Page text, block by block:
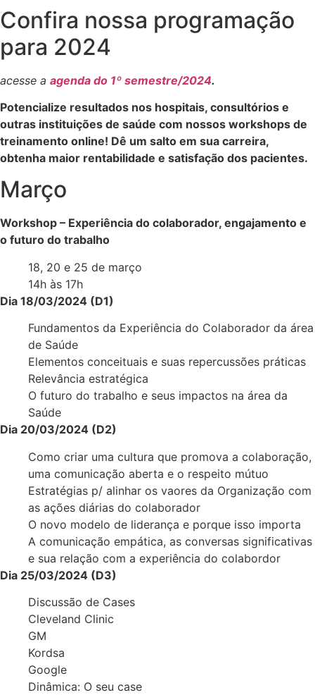
Confira nossa programação
para 2024
acesse a agenda do 1º semestre/2024.
Potencialize resultados nos hospitais, consultórios e
outras instituições de saúde com nossos workshops de
treinamento online! Dê um salto em sua carreira,
obtenha maior rentabilidade e satisfação dos pacientes.
Março
Workshop – Experiência do colaborador, engajamento e
o futuro do trabalho
18, 20 e 25 de março
14h às 17h
Dia 18/03/2024 (D1)
Fundamentos da Experiência do Colaborador da área
de Saúde
Elementos conceituais e suas repercussões práticas
Relevância estratégica
O futuro do trabalho e seus impactos na área da
Saúde
Dia 20/03/2024 (D2)
Como criar uma cultura que promova a colaboração,
uma comunicação aberta e o respeito mútuo
Estratégias p/ alinhar os vaores da Organização com
as ações diárias do colaborador
O novo modelo de liderança e porque isso importa
A comunicação empática, as conversas significativas
e sua relação com a experiência do colabordor
Dia 25/03/2024 (D3)
Discussão de Cases
Cleveland Clinic
GM
Kordsa
Google
Dinâmica: O seu case